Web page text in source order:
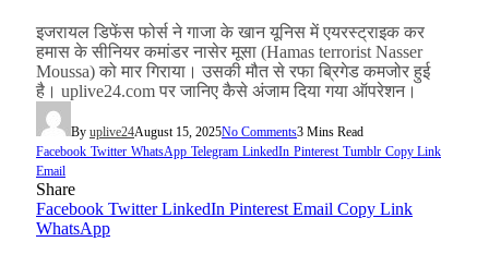
इजरायल डिफेंस फोर्स ने गाजा के खान यूनिस में एयरस्ट्राइक कर
हमास के सीनियर कमांडर नासेर मूसा (Hamas terrorist Nasser
Moussa) को मार गिराया। उसकी मौत से रफा ब्रिगेड कमजोर हुई
है। uplive24.com पर जानिए कैसे अंजाम दिया गया ऑपरेशन।
By uplive24August 15, 2025No Comments3 Mins Read
Facebook Twitter WhatsApp Telegram LinkedIn Pinterest Tumblr Copy Link
Email
Share
Facebook Twitter LinkedIn Pinterest Email Copy Link
WhatsApp